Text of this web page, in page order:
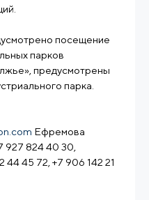
посещение
парков
предусмотрены
парка.
Ефремова
927 824 40 30,
45 72, +7 906 142 21